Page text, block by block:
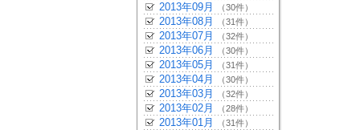
2013年09月 （30件）
2013年08月 （31件）
2013年07月 （32件）
2013年06月 （30件）
2013年05月 （31件）
2013年04月 （30件）
2013年03月 （32件）
2013年02月 （28件）
2013年01月 （31件）